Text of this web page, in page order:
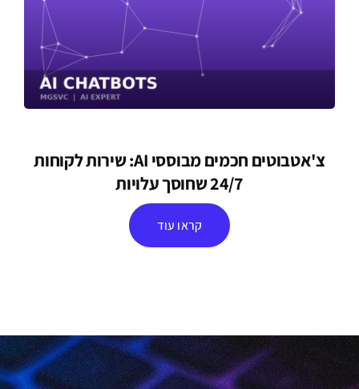
צ'אטבוטים חכמים מבוססי AI: שירות לקוחות
24/7 שחוסך עלויות
קראו עוד